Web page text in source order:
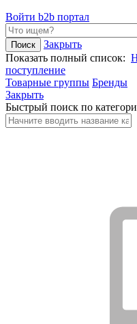
Войти b2b портал
Закрыть
Показать полный список:
поступление
Товарные группы Бренды
Закрыть
Быстрый поиск по